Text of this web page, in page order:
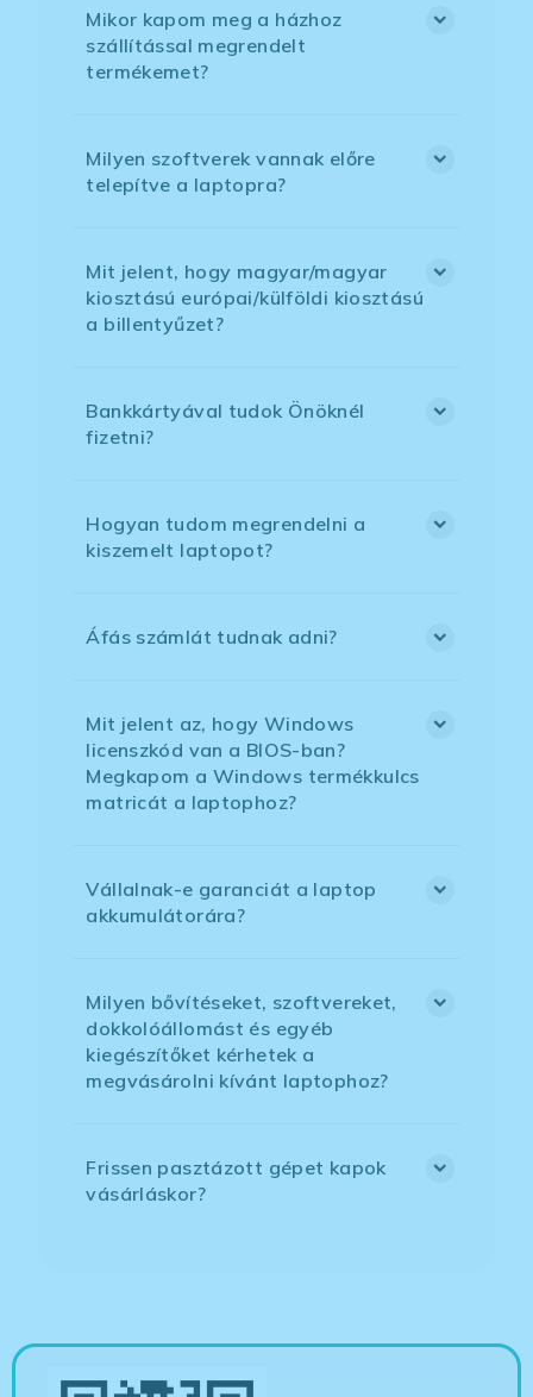
Mikor kapom meg a házhoz
szállítással megrendelt
termékemet?
Milyen szoftverek vannak előre
telepítve a laptopra?
Mit jelent, hogy magyar/magyar
kiosztású európai/külföldi kiosztású
a billentyűzet?
Bankkártyával tudok Önöknél
fizetni?
Hogyan tudom megrendelni a
kiszemelt laptopot?
Áfás számlát tudnak adni?
Mit jelent az, hogy Windows
licenszkód van a BIOS-ban?
Megkapom a Windows termékkulcs
matricát a laptophoz?
Vállalnak-e garanciát a laptop
akkumulátorára?
Milyen bővítéseket, szoftvereket,
dokkolóállomást és egyéb
kiegészítőket kérhetek a
megvásárolni kívánt laptophoz?
Frissen pasztázott gépet kapok
vásárláskor?